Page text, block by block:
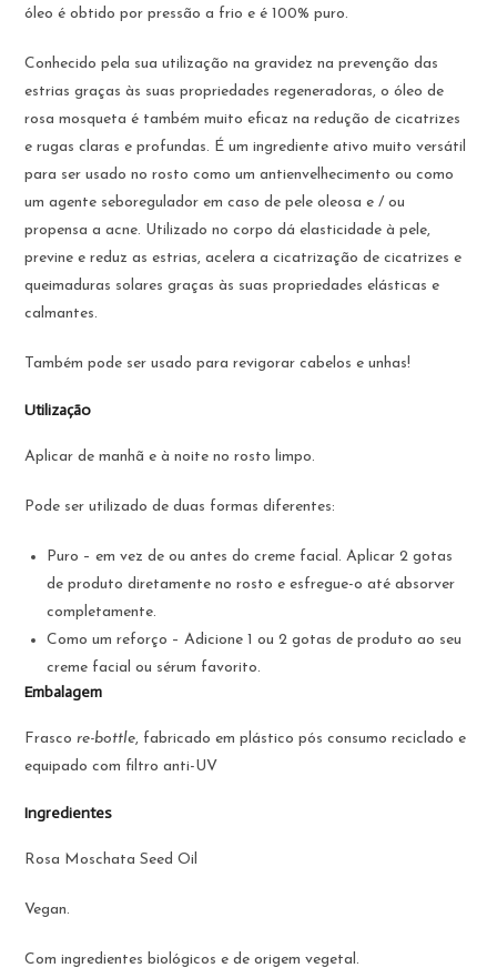
óleo é obtido por pressão a frio e é 100% puro.
Conhecido pela sua utilização na gravidez na prevenção das
estrias graças às suas propriedades regeneradoras, o óleo de
rosa mosqueta é também muito eficaz na redução de cicatrizes
e rugas claras e profundas. É um ingrediente ativo muito versátil
para ser usado no rosto como um antienvelhecimento ou como
um agente seboregulador em caso de pele oleosa e / ou
propensa a acne. Utilizado no corpo dá elasticidade à pele,
previne e reduz as estrias, acelera a cicatrização de cicatrizes e
queimaduras solares graças às suas propriedades elásticas e
calmantes.
Também pode ser usado para revigorar cabelos e unhas!
Utilização
Aplicar de manhã e à noite no rosto limpo.
Pode ser utilizado de duas formas diferentes:
Puro – em vez de ou antes do creme facial. Aplicar 2 gotas
de produto diretamente no rosto e esfregue-o até absorver
completamente.
Como um reforço – Adicione 1 ou 2 gotas de produto ao seu
creme facial ou sérum favorito.
Embalagem
Frascore-bottle, fabricado em plástico pós consumo reciclado e
equipado com filtro anti-UV
Ingredientes
Rosa Moschata Seed Oil
Vegan.
Com ingredientes biológicos e de origem vegetal.